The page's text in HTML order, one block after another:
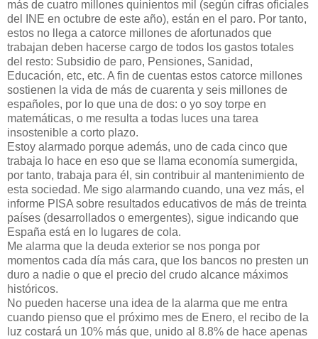
más de cuatro millones quinientos mil (según cifras oficiales
del INE en octubre de este año), están en el paro. Por tanto,
estos no llega a catorce millones de afortunados que
trabajan deben hacerse cargo de todos los gastos totales
del resto: Subsidio de paro, Pensiones, Sanidad,
Educación, etc, etc. A fin de cuentas estos catorce millones
sostienen la vida de más de cuarenta y seis millones de
españoles, por lo que una de dos: o yo soy torpe en
matemáticas, o me resulta a todas luces una tarea
insostenible a corto plazo.
Estoy alarmado porque además, uno de cada cinco que
trabaja lo hace en eso que se llama economía sumergida,
por tanto, trabaja para él, sin contribuir al mantenimiento de
esta sociedad. Me sigo alarmando cuando, una vez más, el
informe PISA sobre resultados educativos de más de treinta
países (desarrollados o emergentes), sigue indicando que
España está en lo lugares de cola.
Me alarma que la deuda exterior se nos ponga por
momentos cada día más cara, que los bancos no presten un
duro a nadie o que el precio del crudo alcance máximos
históricos.
No pueden hacerse una idea de la alarma que me entra
cuando pienso que el próximo mes de Enero, el recibo de la
luz costará un 10% más que, unido al 8.8% de hace apenas